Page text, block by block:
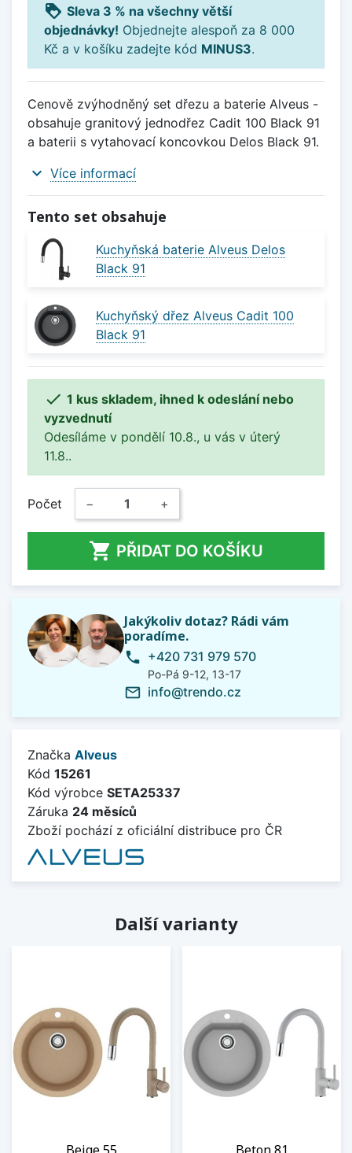
loyalty Sleva 3 % na všechny větší
objednávky! Objednejte alespoň za 8 000
Kč a v košíku zadejte kód MINUS3.
Cenově zvýhodněný set dřezu a baterie Alveus -
obsahuje granitový jednodřez Cadit 100 Black 91
a baterii s vytahovací koncovkou Delos Black 91.
expand_more Více informací
Tento set obsahuje
Kuchyňská baterie Alveus Delos
Black 91
Kuchyňský dřez Alveus Cadit 100
Black 91
 1 kus skladem, ihned k odeslání nebo
vyzvednutí
Odesíláme v pondělí 10.8., u vás v úterý
11.8..
Počet − +
 PŘIDAT DO KOŠÍKU
Jakýkoliv dotaz? Rádi vám
poradíme.
phone +420 731 979 570
Po-Pá 9-12, 13-17
mail_outline info@trendo.cz
Značka Alveus
Kód 15261
Kód výrobce SETA25337
Záruka 24 měsíců
Zboží pochází z oficiální distribuce pro ČR
Další varianty